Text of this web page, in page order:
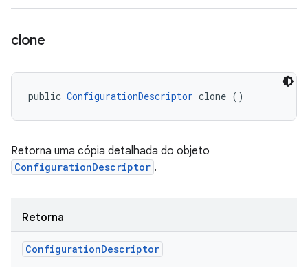
clone
public ConfigurationDescriptor clone ()
Retorna uma cópia detalhada do objeto
ConfigurationDescriptor .
Retorna
ConfigurationDescriptor